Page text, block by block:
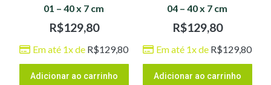
01 – 40 x 7 cm
R$129,80
Em até 1x de R$129,80
Adicionar ao carrinho
04 – 40 x 7 cm
R$129,80
Em até 1x de R$129,80
Adicionar ao carrinho